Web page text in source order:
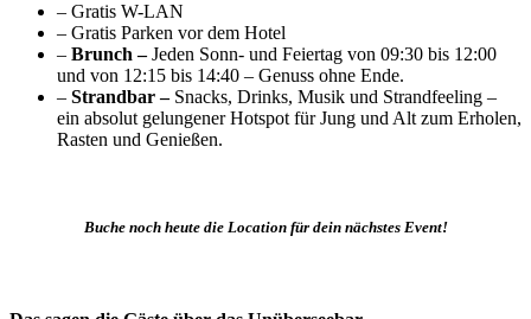
– Gratis W-LAN
– Gratis Parken vor dem Hotel
– Brunch –Jeden Sonn- und Feiertag von 09:30 bis 12:00
und von 12:15 bis 14:40 – Genuss ohne Ende.
– Strandbar – Snacks, Drinks, Musik und Strandfeeling –
ein absolut gelungener Hotspot für Jung und Alt zum Erholen,
Rasten und Genießen.
Buche noch heute die Location für dein nächstes Event!